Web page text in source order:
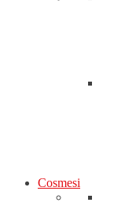
Cosmesi